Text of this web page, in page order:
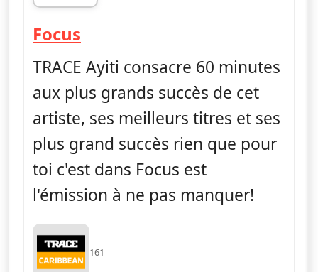
fin 00h00
Focus
TRACE Ayiti consacre 60 minutes
aux plus grands succès de cet
artiste, ses meilleurs titres et ses
plus grand succès rien que pour
toi c'est dans Focus est
l'émission à ne pas manquer!
161